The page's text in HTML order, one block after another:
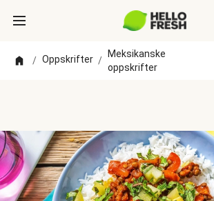
/ Oppskrifter /
Meksikanske
oppskrifter